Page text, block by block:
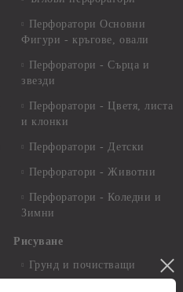
Перфоратори Основни
Фигури - кръгове, овали
Перфоратори - Сърца и
звезди
Перфоратори - Цветя, листа
и клонки
Перфоратори - Детски
Перфоратори - Животни
Перфоратори - Коледни и
Зимни
Рисуване
Грунд и почистващи
разтвори